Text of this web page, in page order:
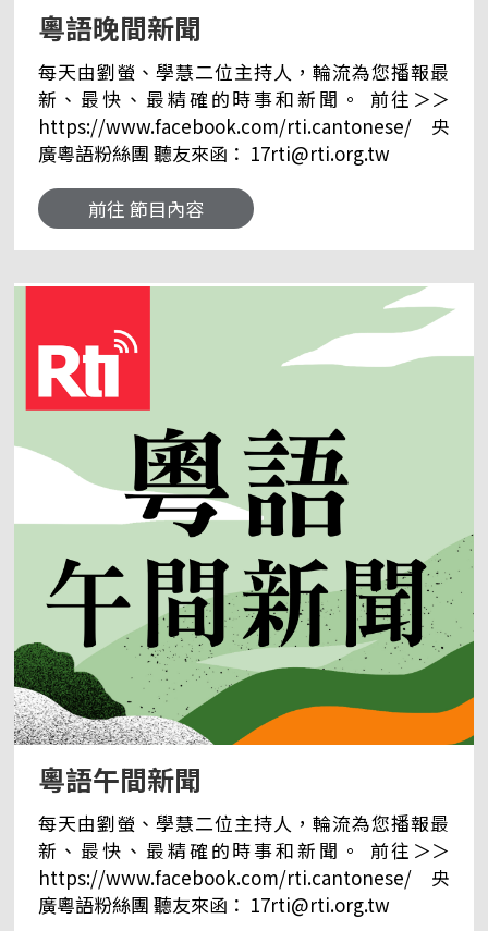
粵語晚間新聞
每天由劉螢、學慧二位主持人，輪流為您播報最
新、最快、最精確的時事和新聞。 前往＞＞
https://www.facebook.com/rti.cantonese/ 央
廣粵語粉絲團 聽友來函： 17rti@rti.org.tw
前往 節目內容
粵語午間新聞
每天由劉螢、學慧二位主持人，輪流為您播報最
新、最快、最精確的時事和新聞。 前往＞＞
https://www.facebook.com/rti.cantonese/ 央
廣粵語粉絲團 聽友來函： 17rti@rti.org.tw